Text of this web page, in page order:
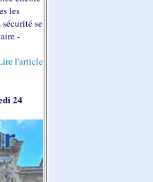
les
se
-
l'article
24